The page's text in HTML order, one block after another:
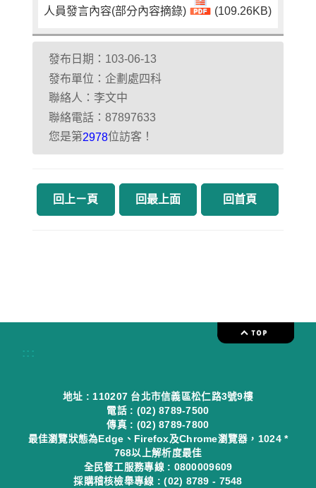
人員發言內容(部分內容摘錄) (109.26KB)
發布日期：103-06-13
發布單位：企劃處四科
聯絡人：李文中
聯絡電話：87897633
您是第2978位訪客！
回上ㄧ頁 回最上面 回首頁
:::
地址 : 110207 台北市信義區松仁路3號9樓
電話 : (02) 8789-7500
傳真 : (02) 8789-7800
最佳瀏覽狀態為Edge、Firefox及Chrome瀏覽器，1024 *
768以上解析度最佳
全民督工服務專線 : 0800009609
採購稽核檢舉專線 : (02) 8789 - 7548